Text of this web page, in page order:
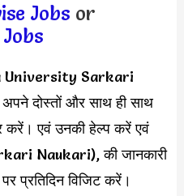
Jobs or
University Sarkari
दोस्तों और साथ ही साथ
करें। एवं उनकी हेल्प करें एवं
Naukari), की जानकारी
प्रतिदिन विजिट करें।